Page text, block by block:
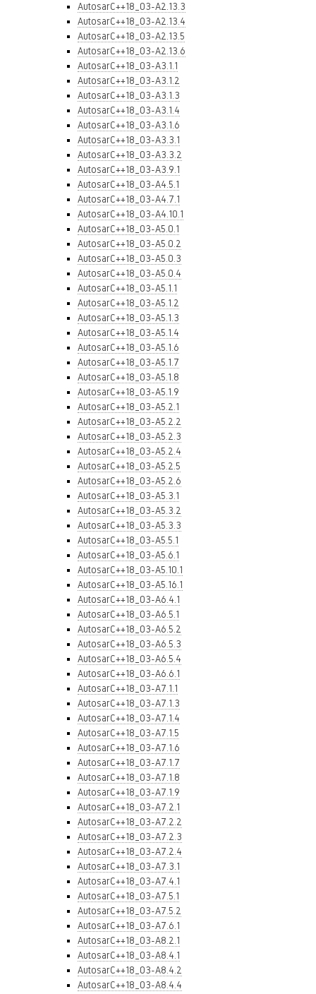
AutosarC++18_03-A2.13.3
AutosarC++18_03-A2.13.4
AutosarC++18_03-A2.13.5
AutosarC++18_03-A2.13.6
AutosarC++18_03-A3.1.1
AutosarC++18_03-A3.1.2
AutosarC++18_03-A3.1.3
AutosarC++18_03-A3.1.4
AutosarC++18_03-A3.1.6
AutosarC++18_03-A3.3.1
AutosarC++18_03-A3.3.2
AutosarC++18_03-A3.9.1
AutosarC++18_03-A4.5.1
AutosarC++18_03-A4.7.1
AutosarC++18_03-A4.10.1
AutosarC++18_03-A5.0.1
AutosarC++18_03-A5.0.2
AutosarC++18_03-A5.0.3
AutosarC++18_03-A5.0.4
AutosarC++18_03-A5.1.1
AutosarC++18_03-A5.1.2
AutosarC++18_03-A5.1.3
AutosarC++18_03-A5.1.4
AutosarC++18_03-A5.1.6
AutosarC++18_03-A5.1.7
AutosarC++18_03-A5.1.8
AutosarC++18_03-A5.1.9
AutosarC++18_03-A5.2.1
AutosarC++18_03-A5.2.2
AutosarC++18_03-A5.2.3
AutosarC++18_03-A5.2.4
AutosarC++18_03-A5.2.5
AutosarC++18_03-A5.2.6
AutosarC++18_03-A5.3.1
AutosarC++18_03-A5.3.2
AutosarC++18_03-A5.3.3
AutosarC++18_03-A5.5.1
AutosarC++18_03-A5.6.1
AutosarC++18_03-A5.10.1
AutosarC++18_03-A5.16.1
AutosarC++18_03-A6.4.1
AutosarC++18_03-A6.5.1
AutosarC++18_03-A6.5.2
AutosarC++18_03-A6.5.3
AutosarC++18_03-A6.5.4
AutosarC++18_03-A6.6.1
AutosarC++18_03-A7.1.1
AutosarC++18_03-A7.1.3
AutosarC++18_03-A7.1.4
AutosarC++18_03-A7.1.5
AutosarC++18_03-A7.1.6
AutosarC++18_03-A7.1.7
AutosarC++18_03-A7.1.8
AutosarC++18_03-A7.1.9
AutosarC++18_03-A7.2.1
AutosarC++18_03-A7.2.2
AutosarC++18_03-A7.2.3
AutosarC++18_03-A7.2.4
AutosarC++18_03-A7.3.1
AutosarC++18_03-A7.4.1
AutosarC++18_03-A7.5.1
AutosarC++18_03-A7.5.2
AutosarC++18_03-A7.6.1
AutosarC++18_03-A8.2.1
AutosarC++18_03-A8.4.1
AutosarC++18_03-A8.4.2
AutosarC++18_03-A8.4.4